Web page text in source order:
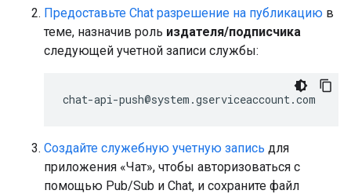
Предоставьте Chat разрешение на публикацию в
теме, назначив роль издателя/подписчика
следующей учетной записи службы:
Создайте служебную учетную запись для
приложения «Чат», чтобы авторизоваться с
помощью Pub/Sub и Chat, и сохраните файл